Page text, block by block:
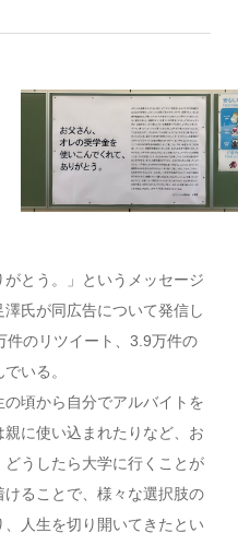
とう。」というメッセージ
氏が同広告について発信し
件のリツイート、3.9万件の
いる。
頃から自分でアルバイトを
に使い込まれたりなど、お
うしたら大学に行くことが
ることで、様々な選択肢の
人生を切り開いてきたとい